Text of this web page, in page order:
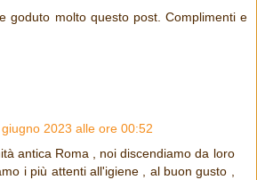
goduto molto questo post. Complimenti e
2023 alle ore 00:52
antica Roma , noi discendiamo da loro
i più attenti all'igiene , al buon gusto ,